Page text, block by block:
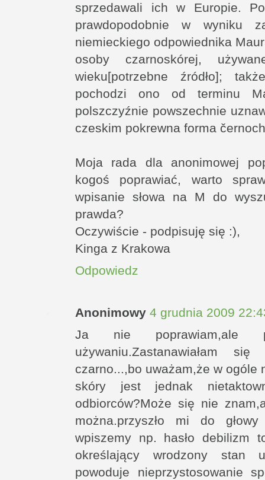
sprzedawali ich w Europie.
prawdopodobnie w wyniku
niemieckiego odpowiednika
osoby czarnoskórej,
wieku[potrzebne źródło];
pochodzi ono od terminu
polszczyźnie powszechnie
czeskim pokrewna forma
Moja rada dla anonimowej
kogoś poprawiać, warto
wpisanie słowa na M do
prawda?
Oczywiście - podpisuję się :),
Kinga z Krakowa
Odpowiedz
Anonimowy 4 grudnia 2009
Ja nie
używaniu.Zastanawiałam
czarno...,bo uważam,że w ogóle
skóry jest jednak
odbiorców?Może się nie
można.przyszło mi do
wpiszemy np. hasło debilizm
określający wrodzony stan
powoduje nieprzystosowanie